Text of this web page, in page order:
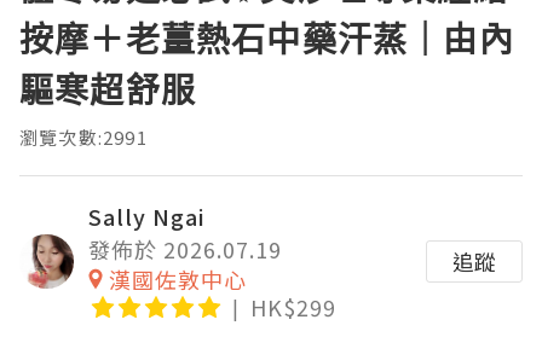
按摩＋老薑熱石中藥汗蒸｜由內
驅寒超舒服
瀏覽次數:2991
Sally Ngai
發佈於 2026.07.19
漢國佐敦中心
HK$299
追蹤